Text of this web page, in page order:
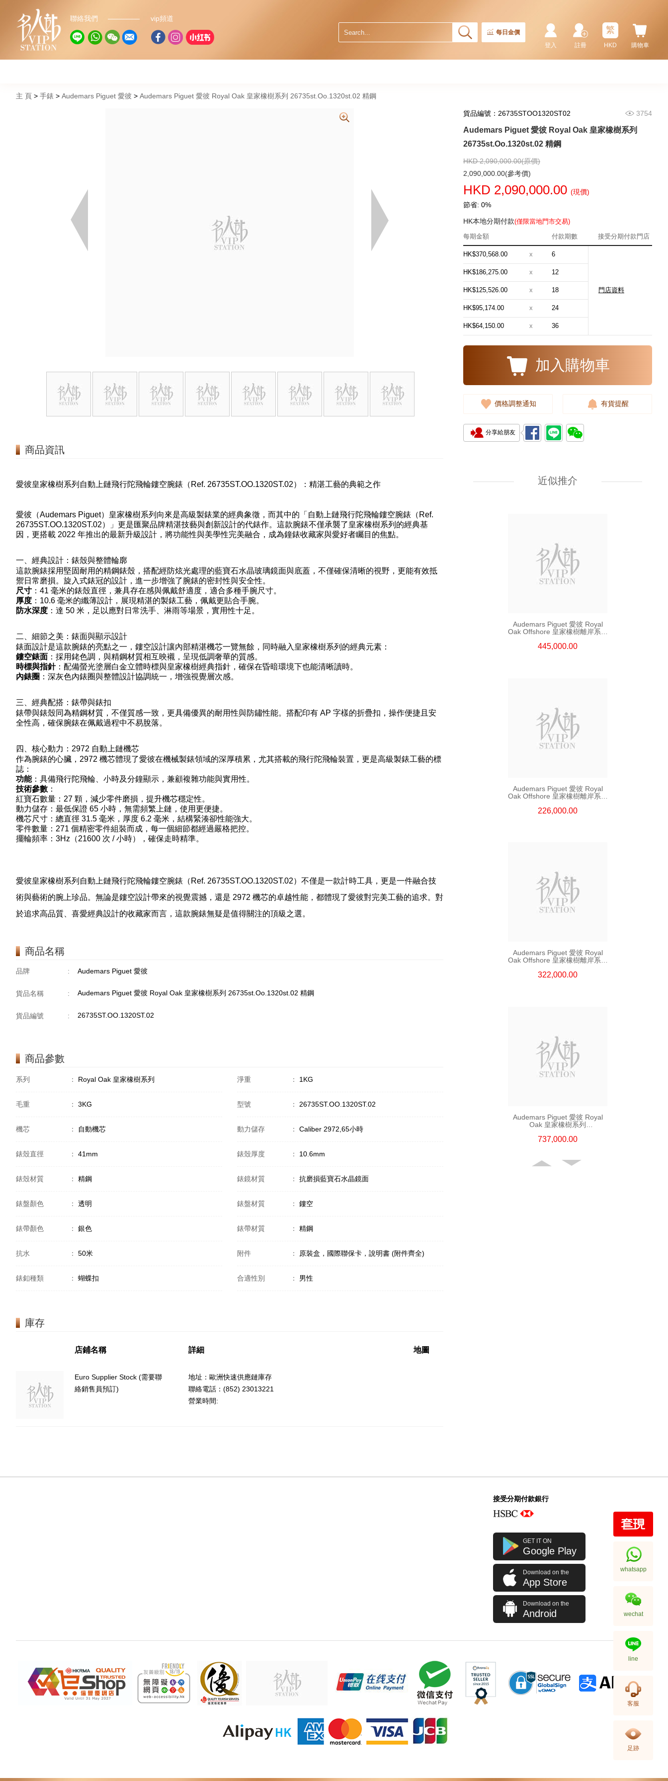
聯絡我們 vip頻道
每日金價
購物車
繁
HKD
註冊
登入
主 頁 手錶 Audemars Piguet 愛彼 Audemars Piguet 愛彼 Royal Oak 皇家橡樹系列 26735st.Oo.1320st.02 精鋼
商品資訊
愛彼皇家橡樹系列自動上鏈飛行陀飛輪鏤空腕錶（Ref. 26735ST.OO.1320ST.02）：精湛工藝的典範之作
愛彼（Audemars Piguet）皇家橡樹系列向來是高級製錶業的經典象徵，而其中的「自動上鏈飛行陀飛輪鏤空腕錶（Ref.
26735ST.OO.1320ST.02）」更是匯聚品牌精湛技藝與創新設計的代錶作。這款腕錶不僅承襲了皇家橡樹系列的經典基
因，更搭載 2022 年推出的最新升級設計，將功能性與美學性完美融合，成為鐘錶收藏家與愛好者矚目的焦點。
一、經典設計：錶殼與整體輪廓
這款腕錶採用堅固耐用的精鋼錶殼，搭配經防炫光處理的藍寶石水晶玻璃鏡面與底蓋，不僅確保清晰的視野，更能有效抵
禦日常磨損。旋入式錶冠的設計，進一步增強了腕錶的密封性與安全性。
尺寸 ：41 毫米的錶殼直徑，兼具存在感與佩戴舒適度，適合多種手腕尺寸。
厚度 ：10.6 毫米的纖薄設計，展現精湛的製錶工藝，佩戴更貼合手腕。
防水深度 ：達 50 米，足以應對日常洗手、淋雨等場景，實用性十足。
二、細節之美：錶面與顯示設計
錶面設計是這款腕錶的亮點之一，鏤空設計讓內部精湛機芯一覽無餘，同時融入皇家橡樹系列的經典元素：
鏤空錶面 ：採用銠色調，與精鋼材質相互映襯，呈現低調奢華的質感。
時標與指針：配備螢光塗層白金立體時標與皇家橡樹經典指針，確保在昏暗環境下也能清晰讀時。
內錶圈 ：深灰色內錶圈與整體設計協調統一，增強視覺層次感。
三、經典配搭：錶帶與錶扣
錶帶與錶殼同為精鋼材質，不僅質感一致，更具備優異的耐用性與防鏽性能。搭配印有 AP 字樣的折疊扣，操作便捷且安
全性高，確保腕錶在佩戴過程中不易脫落。
四、核心動力：2972 自動上鏈機芯
作為腕錶的心臟，2972 機芯體現了愛彼在機械製錶領域的深厚積累，尤其搭載的飛行陀飛輪裝置，更是高級製錶工藝的標
誌：
功能：具備飛行陀飛輪、小時及分鐘顯示，兼顧複雜功能與實用性。
技術參數 ：
紅寶石數量：27 顆，減少零件磨損，提升機芯穩定性。
動力儲存：最低保證 65 小時，無需頻繁上鏈，使用更便捷。
機芯尺寸：總直徑 31.5 毫米，厚度 6.2 毫米，結構緊湊卻性能強大。
零件數量：271 個精密零件組裝而成，每一個細節都經過嚴格把控。
擺輪頻率：3Hz（21600 次 / 小時），確保走時精準。
愛彼皇家橡樹系列自動上鏈飛行陀飛輪鏤空腕錶（Ref. 26735ST.OO.1320ST.02）不僅是一款計時工具，更是一件融合技
術與藝術的腕上珍品。無論是鏤空設計帶來的視覺震撼，還是 2972 機芯的卓越性能，都體現了愛彼對完美工藝的追求。對
於追求高品質、喜愛經典設計的收藏家而言，這款腕錶無疑是值得關注的頂級之選。
商品名稱
品牌 : Audemars Piguet 愛彼
貨品名稱 : Audemars Piguet 愛彼 Royal Oak 皇家橡樹系列 26735st.Oo.1320st.02 精鋼
貨品編號 : 26735ST.OO.1320ST.02
商品參數
系列 ： Royal Oak 皇家橡樹系列 淨重 ： 1KG
毛重 ： 3KG 型號 ： 26735ST.OO.1320ST.02
機芯 ： 自動機芯 動力儲存 ： Caliber 2972,65小時
錶殼直徑 ： 41mm 錶殼厚度 ： 10.6mm
錶殼材質 ： 精鋼 錶鏡材質 ： 抗磨損藍寶石水晶鏡面
錶盤顏色 ： 透明 錶盤材質 ： 鏤空
錶帶顏色 ： 銀色 錶帶材質 ： 精鋼
抗水 ： 50米 附件 ： 原裝盒，國際聯保卡，說明書 (附件齊全)
錶釦種類 ： 蝴蝶扣 合適性別 ： 男性
庫存
店鋪名稱 詳細 地圖
Euro Supplier Stock (需要聯
絡銷售員預訂)
地址：歐洲快速供應鏈庫存
聯絡電話：(852) 23013221
營業時間:
貨品編號：26735STOO1320ST02 3754
Audemars Piguet 愛彼 Royal Oak 皇家橡樹系列
26735st.Oo.1320st.02 精鋼
HKD 2,090,000.00(原價)
2,090,000.00(參考價)
HKD 2,090,000.00 (現價)
節省: 0%
HK本地分期付款(僅限當地門市交易)
每期金額
付款期數 接受分期付款門店
HK$370,568.00 x 6
門店資料
HK$186,275.00 x 12
HK$125,526.00 x 18
HK$95,174.00 x 24
HK$64,150.00 x 36
加入購物車
價格調整通知 有貨提醒
分享給朋友
近似推介
Audemars Piguet 愛彼 Royal
Oak 皇家橡樹系列
15407st.Oo.1220st.01 精鋼
Audemars Piguet 愛彼 Royal
15510st.Oo.1320st.08 精鋼
348,000.00
15720st.Oo.A009ca.01 精鋼
203,000.00
Audemars Piguet 愛彼 Royal
Oak Offshore 皇家橡樹離岸系列
18kt玫瑰金
445,000.00
Audemars Piguet 愛彼 Royal
Oak Offshore 皇家橡樹離岸系列
精鋼
226,000.00
Audemars Piguet 愛彼 Royal
Oak Offshore 皇家橡樹離岸系列
322,000.00
Audemars Piguet 愛彼 Royal
Oak 皇家橡樹系列
737,000.00
Audemars Piguet 愛彼 Royal
Oak 皇家橡樹系列
15510st.Oo.1320st.08 精鋼
接受分期付款銀行
GET IT ON
Google Play
Download on the
App Store
Download on the
Android
whatsapp
wechat
line
客服
足跡